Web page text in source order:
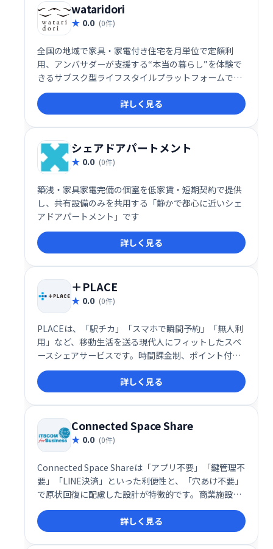
wataridori
0.0 (0件)
全国の地域で家具・家電付き住宅を⽉単位で定額利
用、アンバサダーが支援する“本当の暮らし”を体験で
きるサブスク型ライフスタイルプラットフォームで
す。
詳しく見る
シェアドアパートメント
0.0 (0件)
築浅・家具家電完備の個室を低家賃・短期契約で提供
し、共有設備のみを共用する「静かで都心に近いシェ
アドアパートメント」です
詳しく見る
＋PLACE
0.0 (0件)
PLACEは、「駅チカ」「スマホで瞬間予約」「無人利
用」など、移動生活を送る現代人にフィットしたスペ
ースシェアサービスです。時間課金制、ポイント付
与、法人連携、予約の手軽さ、全国展開といった多面
的な魅力によって、出張中や外出先でのビジネス利用
において他社と一線を画す存在と言えます。
詳しく見る
Connected Space Share
0.0 (0件)
Connected Space Shareは「アプリ不要」「鍵管理不
要」「LINE決済」といった利便性と、「穴あけ不要」
で原状回復に配慮した設計が特徴的です。商業施設や
住宅物件を含む幅広い環境への導入実績があり、ユー
ザーにも施設管理者にも圧倒的に使いやすいスマート
空間利用体験を提供します。
詳しく見る